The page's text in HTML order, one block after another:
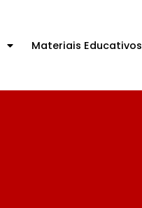
Materiais Educativos